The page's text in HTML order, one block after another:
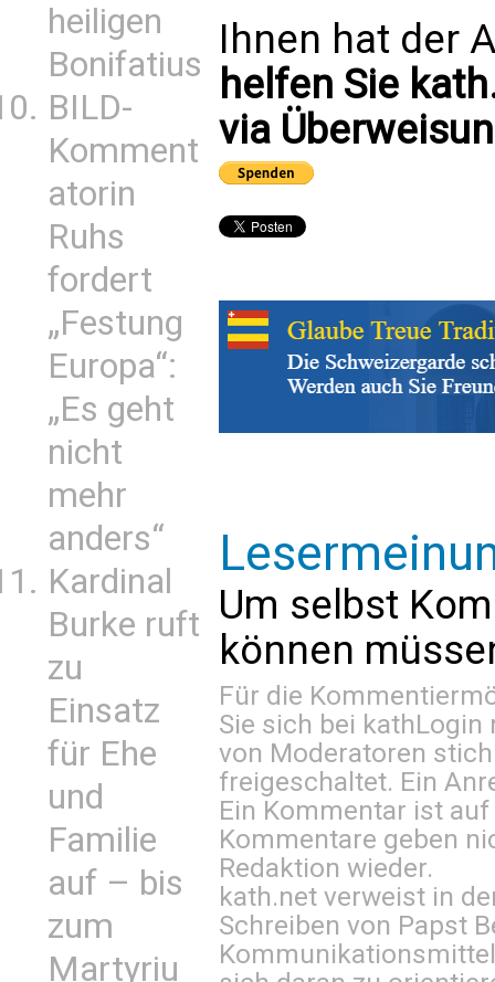
heiligen
Bonifatius
BILD-
Komment
atorin
Ruhs
fordert
„Festung
Europa“:
„Es geht
nicht
mehr
anders“
Kardinal
Burke ruft
zu
Einsatz
für Ehe
und
Familie
auf – bis
zum
Martyriu
Ihnen hat der
helfen Sie
via
Um selbst
können
Für die
Sie sich bei kathLogin
von Moderatoren
freigeschaltet. Ein
Ein Kommentar ist
Kommentare geben
Redaktion wieder.
kath.net verweist in
Schreiben von Papst